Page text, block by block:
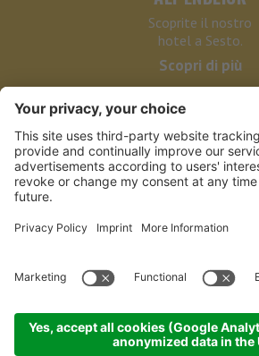
Scoprite il nostro
hotel a Sesto.
Scopri di più
HOTEL ALPENBLICK
LINKS
PARTNER
NEWSLETTER BIKE
2026
Hotel Alpenblick